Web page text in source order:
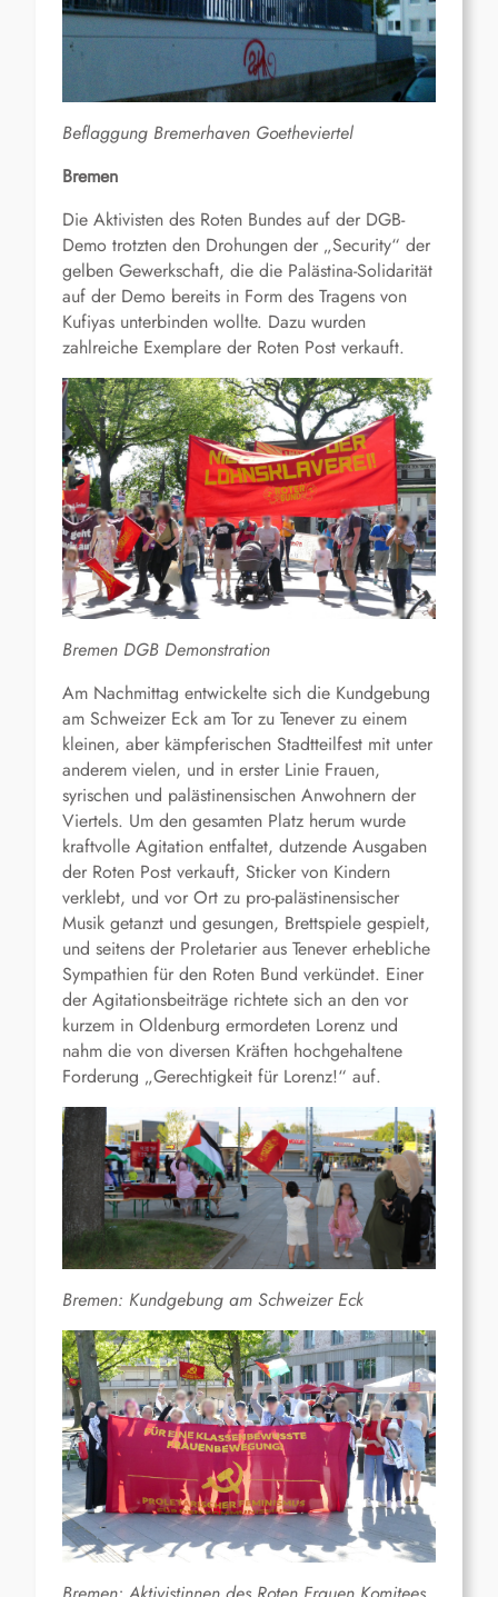
Beflaggung Bremerhaven Goetheviertel
Bremen
Die Aktivisten des Roten Bundes auf der DGB-
Demo trotzten den Drohungen der „Security“ der
gelben Gewerkschaft, die die Palästina-Solidarität
auf der Demo bereits in Form des Tragens von
Kufiyas unterbinden wollte. Dazu wurden
zahlreiche Exemplare der Roten Post verkauft.
Bremen DGB Demonstration
Am Nachmittag entwickelte sich die Kundgebung
am Schweizer Eck am Tor zu Tenever zu einem
kleinen, aber kämpferischen Stadtteilfest mit unter
anderem vielen, und in erster Linie Frauen,
syrischen und palästinensischen Anwohnern der
Viertels. Um den gesamten Platz herum wurde
kraftvolle Agitation entfaltet, dutzende Ausgaben
der Roten Post verkauft, Sticker von Kindern
verklebt, und vor Ort zu pro-palästinensischer
Musik getanzt und gesungen, Brettspiele gespielt,
und seitens der Proletarier aus Tenever erhebliche
Sympathien für den Roten Bund verkündet. Einer
der Agitationsbeiträge richtete sich an den vor
kurzem in Oldenburg ermordeten Lorenz und
nahm die von diversen Kräften hochgehaltene
Forderung „Gerechtigkeit für Lorenz!“ auf.
Bremen: Kundgebung am Schweizer Eck